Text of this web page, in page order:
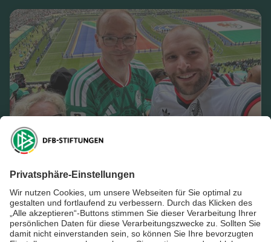
Freund der Nationalmannschaft
unvergesslichen Roadtrip
durch Nordamerika
Mehr erfahren